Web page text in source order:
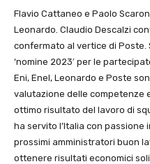
Flavio Cattaneo e Paolo
Leonardo. Claudio Descalzi
confermato al vertice di Poste.
‘nomine 2023′ per le
Eni, Enel, Leonardo e Poste
valutazione delle competenze
ottimo risultato del lavoro di
ha servito l’Italia con passione
prossimi amministratori buon
ottenere risultati economici